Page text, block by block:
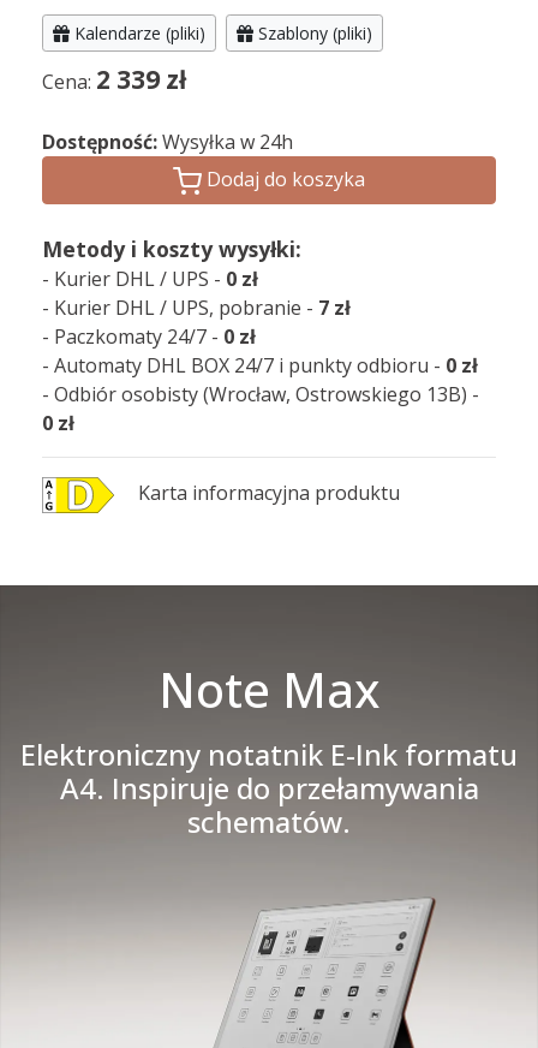
Kalendarze (pliki) Szablony (pliki)
Cena: 2 339zł
Dostępność:Wysyłka w 24h
Dodaj do koszyka
Metody i koszty wysyłki:
- Kurier DHL / UPS - 0 zł
- Kurier DHL / UPS, pobranie - 7 zł
- Paczkomaty 24/7 - 0 zł
- Automaty DHL BOX 24/7 i punkty odbioru - 0 zł
- Odbiór osobisty (Wrocław, Ostrowskiego 13B) -
0 zł
Karta informacyjna produktu
Note Max
Elektroniczny notatnik E-Ink formatu
A4. Inspiruje do przełamywania
schematów.